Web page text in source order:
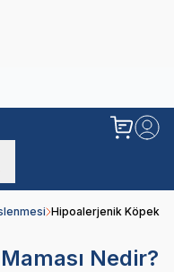
Hipoalerjenik Köpek
Nedir?